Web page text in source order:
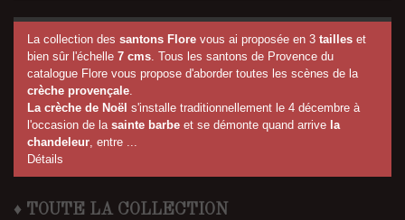
La collection des santons Flore vous ai proposée en 3 tailles et
bien sûr l'échelle 7 cms. Tous les santons de Provence du
catalogue Flore vous propose d'aborder toutes les scènes de la
crèche provençale.
La crèche de Noël s'installe traditionnellement le 4 décembre à
l'occasion de la sainte barbe et se démonte quand arrive la
chandeleur, entre ...
Détails
♦ TOUTE LA COLLECTION